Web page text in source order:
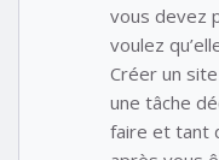
vous devez
voulez
Créer un
une tâche
faire et tant